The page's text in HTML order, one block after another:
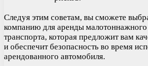
Следуя этим советам, вы сможете
компанию для аренды малотоннажного
транспорта, которая предложит вам
и обеспечит безопасность во время
арендованного автомобиля.